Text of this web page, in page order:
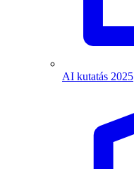
AI kutatás 2025